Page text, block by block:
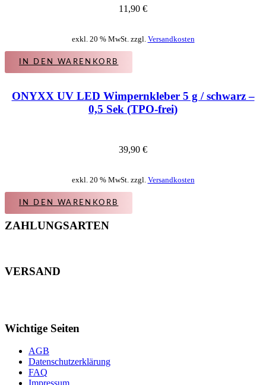
11,90 €
exkl. 20 % MwSt. zzgl. Versandkosten
IN DEN WARENKORB
ONYXX UV LED Wimpernkleber 5 g / schwarz –
0,5 Sek (TPO-frei)
39,90 €
exkl. 20 % MwSt. zzgl. Versandkosten
IN DEN WARENKORB
ZAHLUNGSARTEN
VERSAND
Wichtige Seiten
AGB
Datenschutzerklärung
FAQ